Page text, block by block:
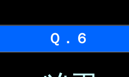
Ｑ．６